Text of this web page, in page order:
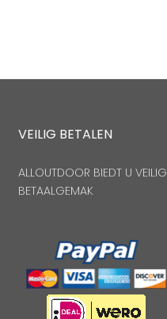
VEILIG BETALEN
ALLOUTDOOR BIEDT U VEILIG
BETAALGEMAK